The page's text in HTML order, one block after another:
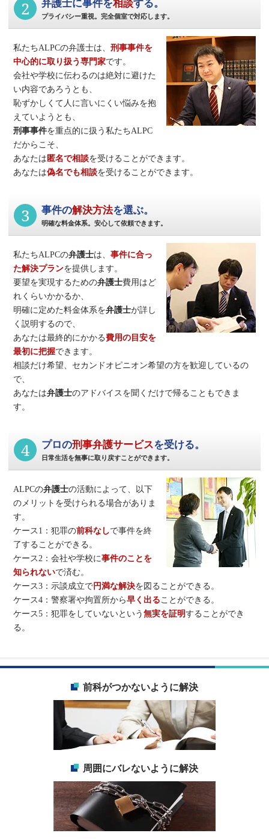
前科がつかないように解決
周囲にバレないように解決
2 弁護士に事件を相談する。
プライバシー重視。完全個室で対応します。
私たちALPCの弁護士は、刑事事件を
中心的に取り扱う専門家です。
会社や学校に伝わるのは絶対に避けた
い内容であろうとも、
恥ずかしくて人に言いにくい悩みを抱
えていようとも、
刑事事件を重点的に扱う私たちALPC
だからこそ、
あなたは匿名で相談を受けることができます。
あなたは偽名でも相談を受けることができます。
3 事件の解決方法を選ぶ。
明確な料金体系。安心して依頼できます。
私たちALPCの弁護士は、事件に合っ
た解決プランを提供します。
要望を実現するための弁護士費用はど
れくらいかかるか、
明確に定めた料金体系を弁護士が詳し
く説明するので、
あなたは最終的にかかる費用の目安を
最初に把握できます。
相談だけ希望、セカンドオピニオン希望の方を歓迎しているの
で、
あなたは弁護士のアドバイスを聞くだけで帰ることもできま
す。
4 プロの刑事弁護サービスを受ける。
日常生活を無事に取り戻すことができます。
ALPCの弁護士の活動によって、以下
のメリットを受けられる場合がありま
す。
ケース1：犯罪の前科なしで事件を終
了することができる。
ケース2：会社や学校に事件のことを
知られないで済む。
ケース3：示談成立で円満な解決を図ることができる。
ケース4：警察署や拘置所から早く出ることができる。
ケース5：犯罪をしていないという無実を証明することができ
る。